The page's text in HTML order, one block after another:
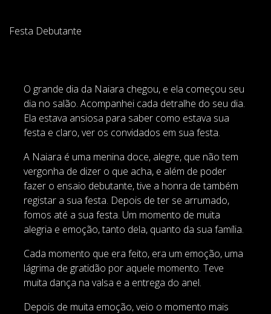
Festa Debutante
O grande dia da Naiara chegou, e ela começou seu
dia no salão. Acompanhei cada detralhe do seu dia.
Ela estava ansiosa para saber como estava sua
festa e claro, ver os convidados em sua festa.
A Naiara é uma menina doce, alegre, que não tem
vergonha de dizer o que acha, e além de poder
fazer o ensaio debutante, tive a honra de também
registar a sua festa. Depois de ter se arrumado,
fomos até a sua festa. Um momento de muita
alegria e emoção, tanto dela, quanto da sua família.
Cada momento que era feito, era um emoção, uma
lágrima de gratidão por aquele momento. Teve
muita dança na valsa e a entrega do anel.
Depois de muita emoção, veio o momento mais